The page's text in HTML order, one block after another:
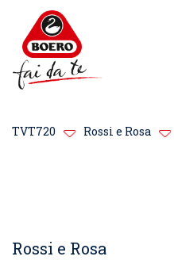
TVT720 Rossi e Rosa
Rossi e Rosa